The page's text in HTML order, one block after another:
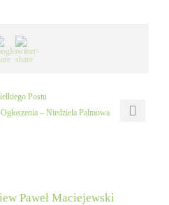
Postu
Ogłoszenia – Niedziela Palmowa
Paweł Maciejewski